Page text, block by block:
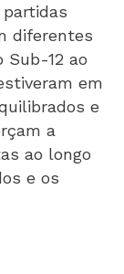
diferentes
Sub-12 ao
em
e
a
ao longo
e os